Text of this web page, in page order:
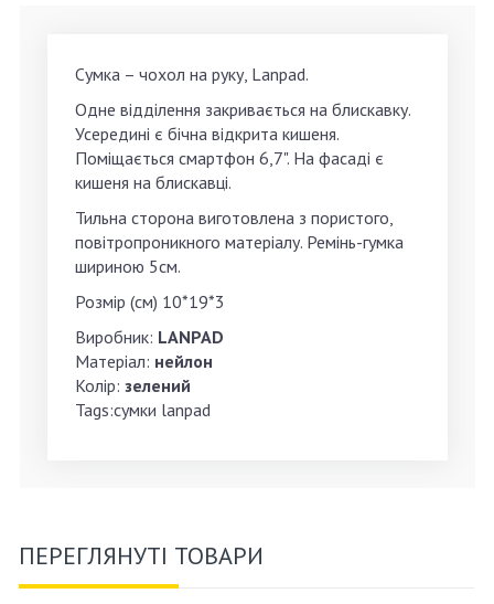
Сумка – чохол на руку, Lanpad.
Одне відділення закривається на блискавку.
Усередині є бічна відкрита кишеня.
Поміщається смартфон 6,7". На фасаді є
кишеня на блискавці.
Тильна сторона виготовлена ​​з пористого,
повітропроникного матеріалу. Ремінь-гумка
шириною 5см.
Розмір (см) 10*19*3
Виробник: LANPAD
Матеріал: нейлон
Колір: зелений
Tags:сумки lanpad
ПЕРЕГЛЯНУТІ ТОВАРИ